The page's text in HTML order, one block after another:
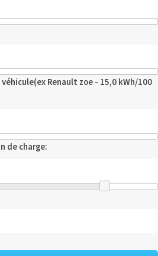
Renault zoe - 15,0 kWh/100
de charge: